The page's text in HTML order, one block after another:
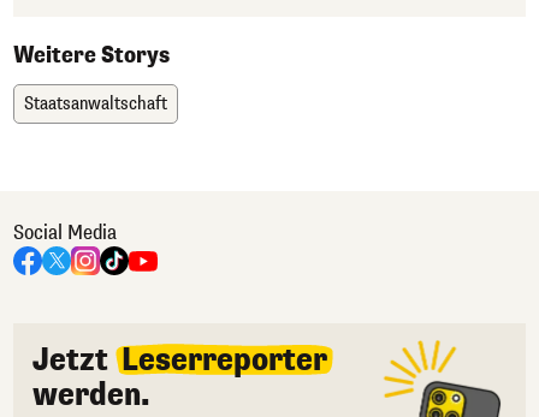
Weitere Storys
Staatsanwaltschaft
Social Media
Jetzt Leserreporter
werden.